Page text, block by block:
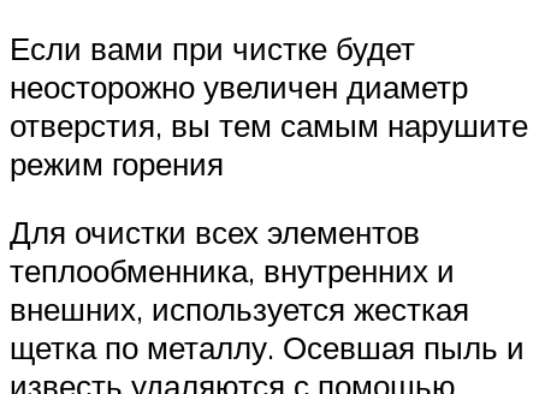
Если вами при чистке будет
неосторожно увеличен диаметр
отверстия, вы тем самым нарушите
режим горения
Для очистки всех элементов
теплообменника, внутренних и
внешних, используется жесткая
щетка по металлу. Осевшая пыль и
известь удаляются с помощью